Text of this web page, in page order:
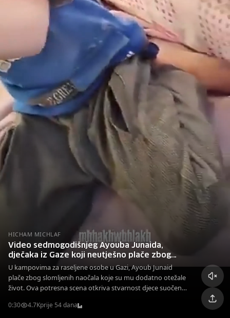
HICHAM MICHLAF
Video sedmogodišnjeg Ayouba Junaida,
dječaka iz Gaze koji neutješno plače zbog
razbijenih naočala
U kampovima za raseljene osobe u Gazi, Ayoub Junaid
plače zbog slomljenih naočala koje su mu dodatno otežale
život. Ova potresna scena otkriva stvarnost djece suočene
0:30 4.7Kprije 54 dana